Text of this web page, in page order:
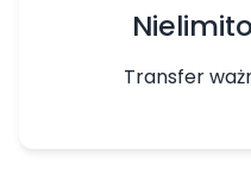
Transfer